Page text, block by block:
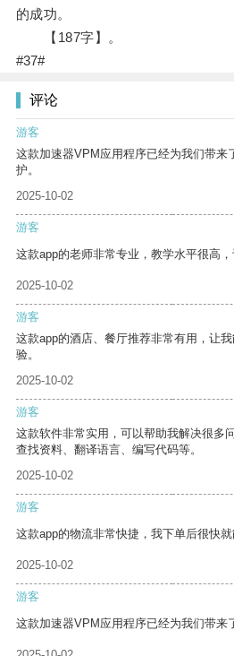
的成功。
【187字】。
#37#
评论
游客
这款加速器VPM应用程序已经为我们带来
护。
2025-10-02
游客
这款app的老师非常专业，教学水平很高，
2025-10-02
游客
这款app的酒店、餐厅推荐非常有用，让
验。
2025-10-02
游客
这款软件非常实用，可以帮助我解决很多
查找资料、翻译语言、编写代码等。
2025-10-02
游客
这款app的物流非常快捷，我下单后很快就
2025-10-02
游客
这款加速器VPM应用程序已经为我们带来